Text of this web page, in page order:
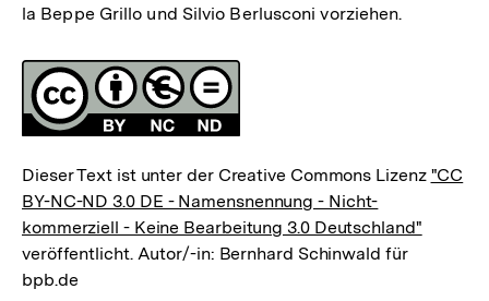
la Beppe Grillo und Silvio Berlusconi vorziehen.
Fussnoten
Lizenz
Dieser Text ist unter der Creative Commons Lizenz "CC
BY-NC-ND 3.0 DE - Namensnennung - Nicht-
kommerziell - Keine Bearbeitung 3.0 Deutschland"
veröffentlicht. Autor/-in: Bernhard Schinwald für
bpb.de